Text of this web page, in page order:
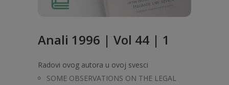
Anali 1996 | Vol 44 | 1
Radovi ovog autora u ovoj svesci
SOME OBSERVATIONS ON THE LEGAL